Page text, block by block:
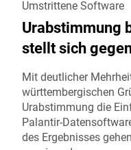
Umstrittene Software
Urabstimmung
stellt sich
Mit deutlicher
württembergischen
Urabstimmung die
Palantir-
des Ergebnisses